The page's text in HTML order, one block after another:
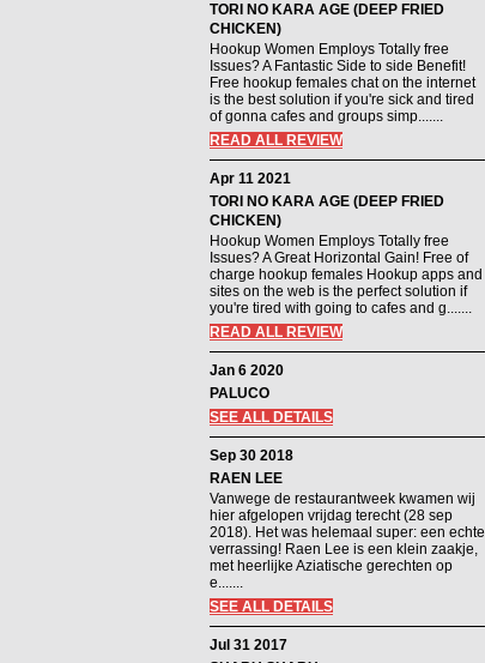
TORI NO KARA AGE (DEEP FRIED
CHICKEN)
Hookup Women Employs Totally free
Issues? A Fantastic Side to side Benefit!
Free hookup females chat on the internet
is the best solution if you're sick and tired
of gonna cafes and groups simp.......
READ ALL REVIEW
Apr 11 2021
TORI NO KARA AGE (DEEP FRIED
CHICKEN)
Hookup Women Employs Totally free
Issues? A Great Horizontal Gain! Free of
charge hookup females Hookup apps and
sites on the web is the perfect solution if
you're tired with going to cafes and g.......
READ ALL REVIEW
Jan 6 2020
PALUCO
SEE ALL DETAILS
Sep 30 2018
RAEN LEE
Vanwege de restaurantweek kwamen wij
hier afgelopen vrijdag terecht (28 sep
2018). Het was helemaal super: een echte
verrassing! Raen Lee is een klein zaakje,
met heerlijke Aziatische gerechten op
e.......
SEE ALL DETAILS
Jul 31 2017